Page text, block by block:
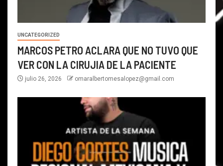
UNCATEGORIZED
MARCOS PETRO ACLARA QUE NO TUVO QUE
VER CON LA CIRUJIA DE LA PACIENTE
julio 26, 2026 omaralbertomesalopez@gmail.com